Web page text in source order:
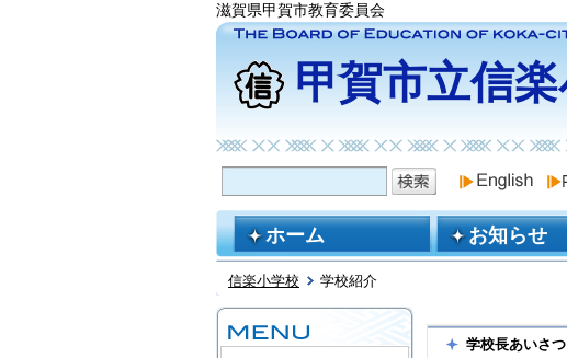
滋賀県甲賀市教育委員会
甲賀市立信
ホーム お知らせ
信楽小学校 学校紹介
学校長あいさつ